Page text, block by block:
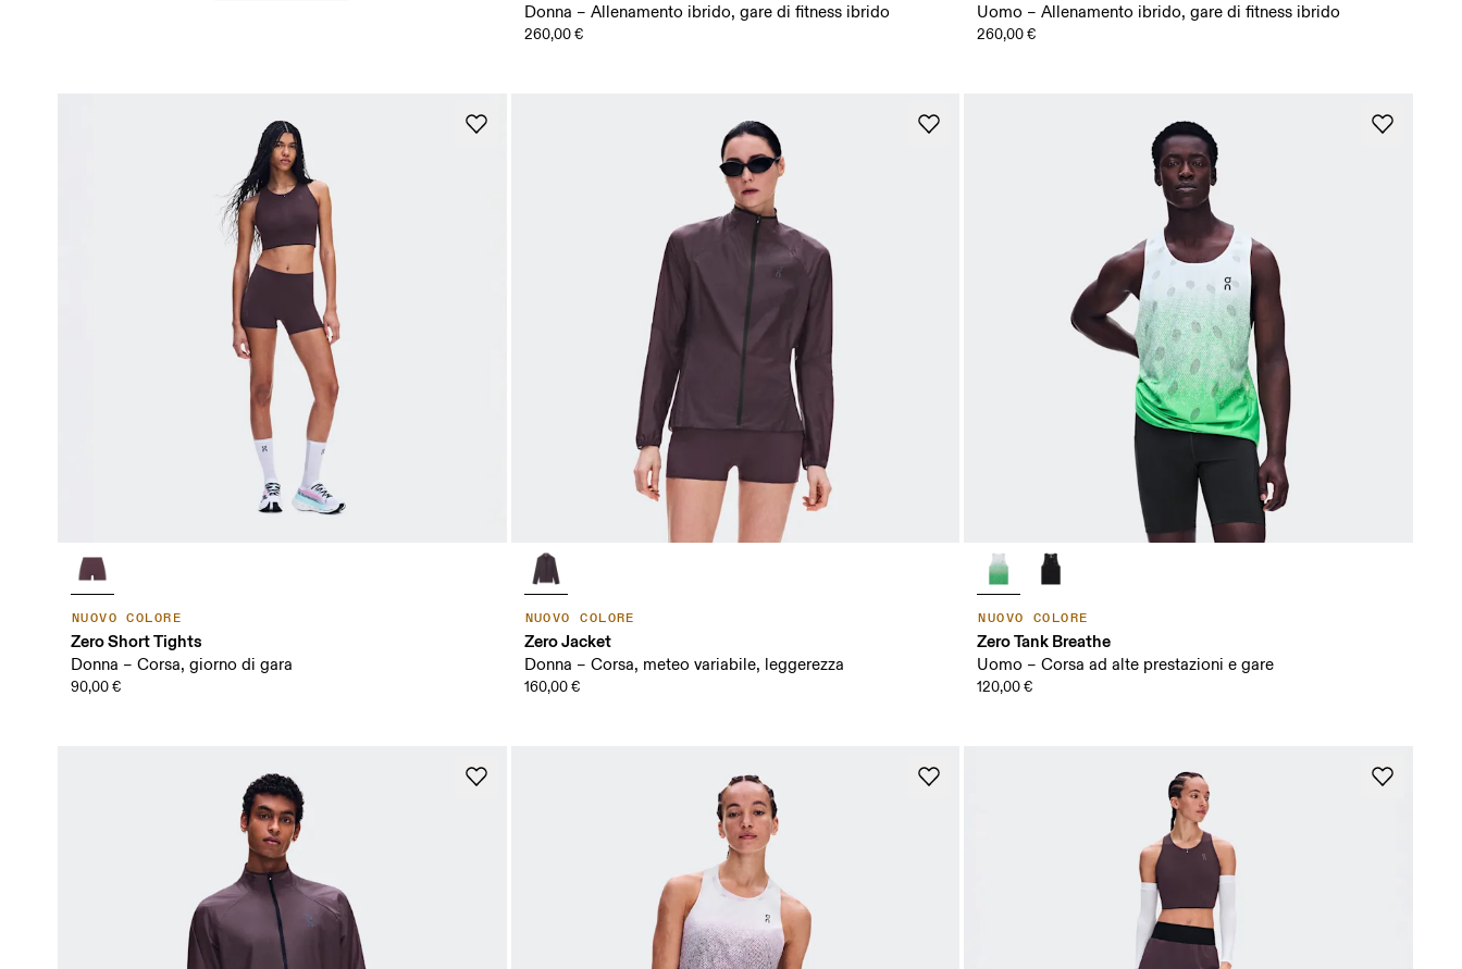
Donna – Allenamento ibrido, gare di fitness ibrido
260,00 €
Uomo – Allenamento ibrido, gare di fitness ibrido
260,00 €
NUOVO COLORE
Zero Short Tights
Donna – Corsa, giorno di gara
90,00 €
NUOVO COLORE
Zero Jacket
Donna – Corsa, meteo variabile, leggerezza
160,00 €
NUOVO COLORE
Zero Tank Breathe
Uomo – Corsa ad alte prestazioni e gare
120,00 €